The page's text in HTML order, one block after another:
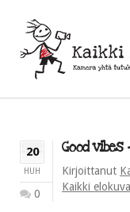
20
HUH
0
Good vibes
Kirjoittanut
Kaikki